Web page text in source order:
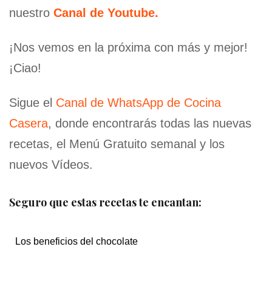
nuestro Canal de Youtube.
¡Nos vemos en la próxima con más y mejor!
¡Ciao!
Sigue el Canal de WhatsApp de Cocina
Casera, donde encontrarás todas las nuevas
recetas, el Menú Gratuito semanal y los
nuevos Vídeos.
Seguro que estas recetas te encantan:
Los beneficios del chocolate